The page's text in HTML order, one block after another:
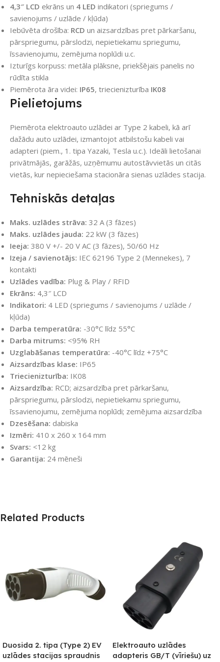
4,3″ LCD ekrāns un 4 LED indikatori (spriegums /
savienojums / uzlāde / kļūda)
Iebūvēta drošība: RCD un aizsardzības pret pārkaršanu,
pārspriegumu, pārslodzi, nepietiekamu spriegumu,
īssavienojumu, zemējuma noplūdi u.c.
Izturīgs korpuss: metāla plāksne, priekšējais panelis no
rūdīta stikla
Piemērota āra videi: IP65, triecienizturība IK08
Pielietojums
Piemērota elektroauto uzlādei ar Type 2 kabeli, kā arī
dažādu auto uzlādei, izmantojot atbilstošu kabeli vai
adapteri (piem., 1. tipa Yazaki, Tesla u.c.). Ideāli lietošanai
privātmājās, garāžās, uzņēmumu autostāvvietās un citās
vietās, kur nepieciešama stacionāra sienas uzlādes stacija.
Tehniskās detaļas
Maks. uzlādes strāva: 32 A (3 fāzes)
Maks. uzlādes jauda: 22 kW (3 fāzes)
Ieeja: 380 V +/- 20 V AC (3 fāzes), 50/60 Hz
Izeja / savienotājs: IEC 62196 Type 2 (Mennekes), 7
kontakti
Uzlādes vadība: Plug & Play / RFID
Ekrāns: 4,3″ LCD
Indikatori: 4 LED (spriegums / savienojums / uzlāde /
kļūda)
Darba temperatūra: -30°C līdz 55°C
Darba mitrums: <95% RH
Uzglabāšanas temperatūra: -40°C līdz +75°C
Aizsardzības klase: IP65
Triecienizturība: IK08
Aizsardzība: RCD; aizsardzība pret pārkaršanu,
pārspriegumu, pārslodzi, nepietiekamu spriegumu,
īssavienojumu, zemējuma noplūdi; zemējuma aizsardzība
Dzesēšana: dabiska
Izmēri: 410 x 260 x 164 mm
Svars: <12 kg
Garantija: 24 mēneši
Related Products
Duosida 2. tipa (Type 2) EV
uzlādes stacijas spraudnis
Elektroauto uzlādes
adapteris GB/T (vīriešu) uz